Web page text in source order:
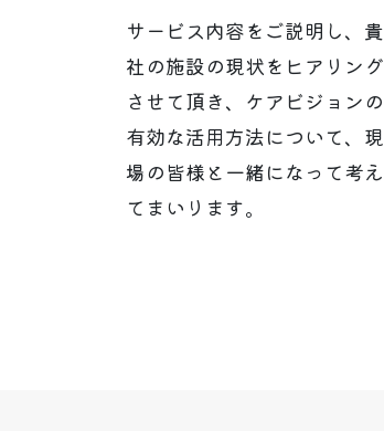
サービス内容をご説明し、貴
社の施設の現状をヒアリング
させて頂き、ケアビジョンの
有効な活用方法について、現
場の皆様と一緒になって考え
てまいります。